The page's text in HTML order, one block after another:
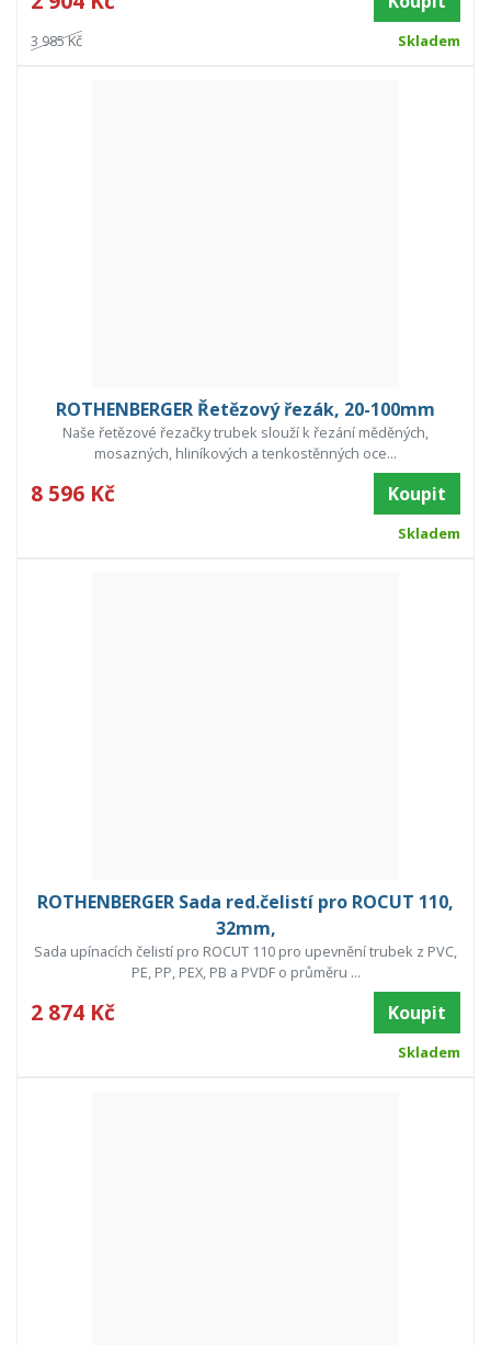
3 985 Kč Skladem
ROTHENBERGER Řetězový řezák, 20-100mm
Naše řetězové řezačky trubek slouží k řezání měděných,
mosazných, hliníkových a tenkostěnných oce...
8 596 Kč Koupit
Skladem
ROTHENBERGER Sada red.čelistí pro ROCUT 110,
32mm,
Sada upínacích čelistí pro ROCUT 110 pro upevnění trubek z PVC,
PE, PP, PEX, PB a PVDF o průměru ...
2 874 Kč Koupit
Skladem